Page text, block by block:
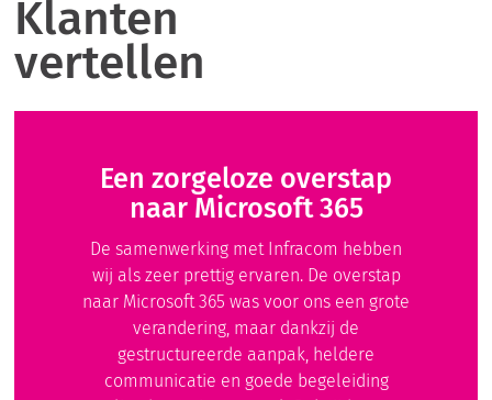
Klanten
vertellen
Een zorgeloze overstap
naar Microsoft 365
De samenwerking met Infracom hebben
wij als zeer prettig ervaren. De overstap
naar Microsoft 365 was voor ons een grote
verandering, maar dankzij de
gestructureerde aanpak, heldere
communicatie en goede begeleiding